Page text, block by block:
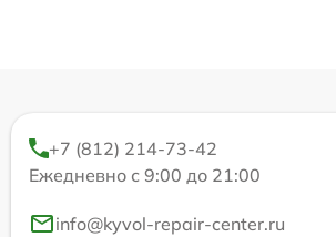
+7 (812) 214-73-42
Ежедневно с 9:00 до 21:00
info@kyvol-repair-center.ru